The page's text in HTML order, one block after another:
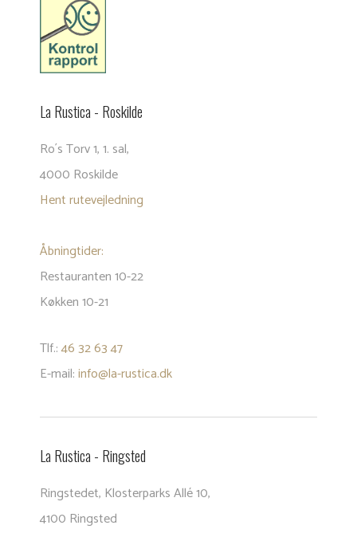
La Rustica - Roski​lde
​Ro´s Torv 1, 1. sal, ​
​4000 Roskilde​
Hent rutevejledning
Åbningtider:
Restauranten 10-22
Køkken 10-21
Tlf.:46 32 63 47
E-mail:info@la-rustica.dk
La Rustica - Rings​ted
​Ringstedet, Klosterparks Allé 10,
4100 Ringsted